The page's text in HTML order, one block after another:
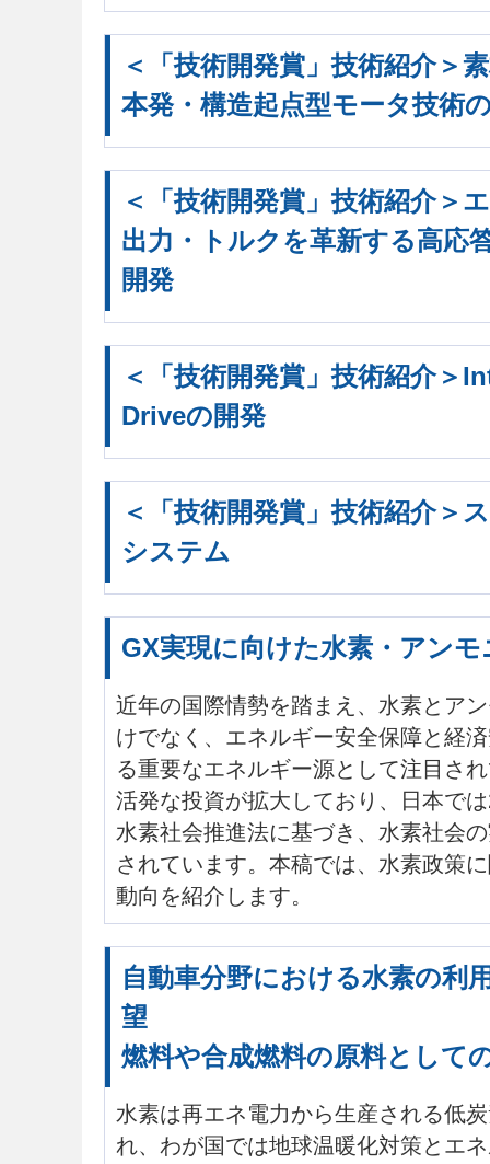
＜「技術開発賞」技術紹介＞
本発・構造起点型モータ技術
＜「技術開発賞」技術紹介＞
出力・トルクを革新する高応
開発
＜「技術開発賞」技術紹介＞
Driveの開発
＜「技術開発賞」技術紹介＞
システム
GX実現に向けた水素・アン
近年の国際情勢を踏まえ、水素とア
けでなく、エネルギー安全保障と経
る重要なエネルギー源として注目さ
活発な投資が拡大しており、日本で
水素社会推進法に基づき、水素社会
されています。本稿では、水素政策
動向を紹介します。
自動車分野における水素の利
望
燃料や合成燃料の原料として
水素は再エネ電力から生産される低
れ、わが国では地球温暖化対策とエ